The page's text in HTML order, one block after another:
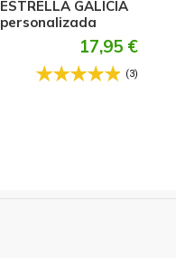
ESTRELLA GALICIA
personalizada
17,95 €
(3)